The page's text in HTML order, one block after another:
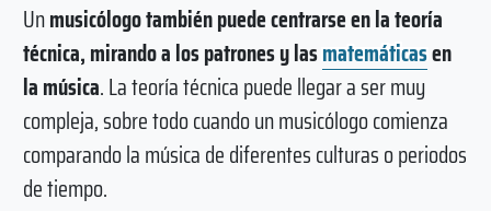
Unmusicólogo también puede centrarse en la teoría
técnica, mirando a los patrones y lasmatemáticasen
la música. La teoría técnica puede llegar a ser muy
compleja, sobre todo cuando un musicólogo comienza
comparando la música de diferentes culturas o periodos
de tiempo.